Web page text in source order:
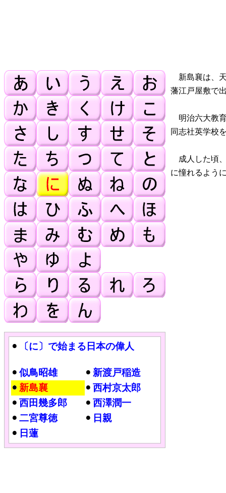
新島襄は、天
藩江戸屋敷で
明治六大教
同志社英学校
成人した頃
に憧れるよう
〔に〕で始まる日本の偉人
似鳥昭雄
新渡戸稲造
新島襄
西村京太郎
西田幾多郎
西澤潤一
二宮尊徳
日親
日蓮